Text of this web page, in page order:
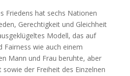
Friedens hat sechs Nationen
Gerechtigkeit und Gleichheit
Modell, das auf
Fairness wie auch einem
Mann und Frau beruhte, aber
der Freiheit des Einzelnen